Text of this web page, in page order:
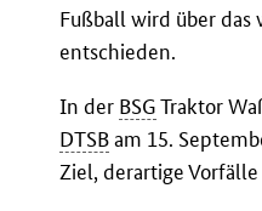
Fußball wird über
entschieden.
In der BSGTraktor
DTSBam 15.
Ziel, derartige